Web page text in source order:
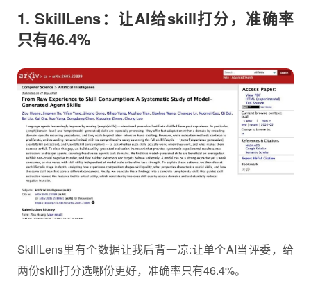
1. SkillLens：让AI给skill打分，准确率
只有46.4%
SkillLens里有个数据让我后背一凉:让单个AI当评委，给
两份skill打分选哪份更好，准确率只有46.4%。